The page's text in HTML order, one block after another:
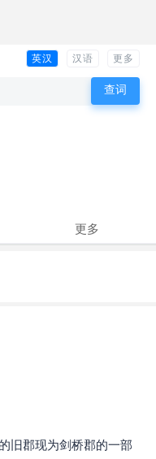
英汉 汉语 更多
更多
旧郡现为剑桥郡的一部